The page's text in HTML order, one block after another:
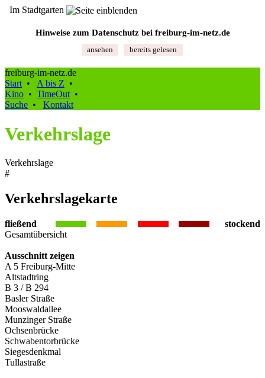
Im Stadtgarten
Hinweise zum Datenschutz bei freiburg‑im‑netz.de
ansehen bereits gelesen
freiburg-im-netz.de
Start • A bis Z •
Kino • TimeOut •
Suche • Kontakt
Verkehrslage
Verkehrslage
#
Verkehrslagekarte
fließend
stockend
Gesamtübersicht
Ausschnitt zeigen
A 5 Freiburg-Mitte
Altstadtring
B 3 / B 294
Basler Straße
Mooswaldallee
Munzinger Straße
Ochsenbrücke
Schwabentorbrücke
Siegesdenkmal
Tullastraße